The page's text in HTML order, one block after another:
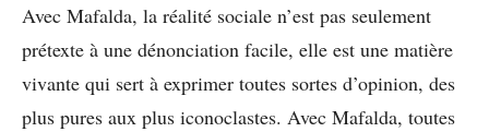
Avec Mafalda, la réalité sociale n’est pas seulement
prétexte à une dénonciation facile, elle est une matière
vivante qui sert à exprimer toutes sortes d’opinion, des
plus pures aux plus iconoclastes. Avec Mafalda, toutes